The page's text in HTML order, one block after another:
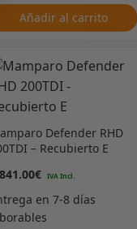
Añadir al carrito
Defender RHD
– Recubierto E
€